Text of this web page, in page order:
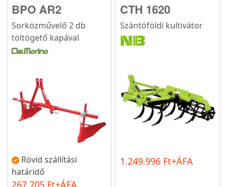
BPO AR2
Sorközművelő 2 db
töltögető kapával
Rövid szállítási
határidő
267.705 Ft+ÁFA
CTH 1620
Szántóföldi kultivátor
1.249.996 Ft+ÁFA